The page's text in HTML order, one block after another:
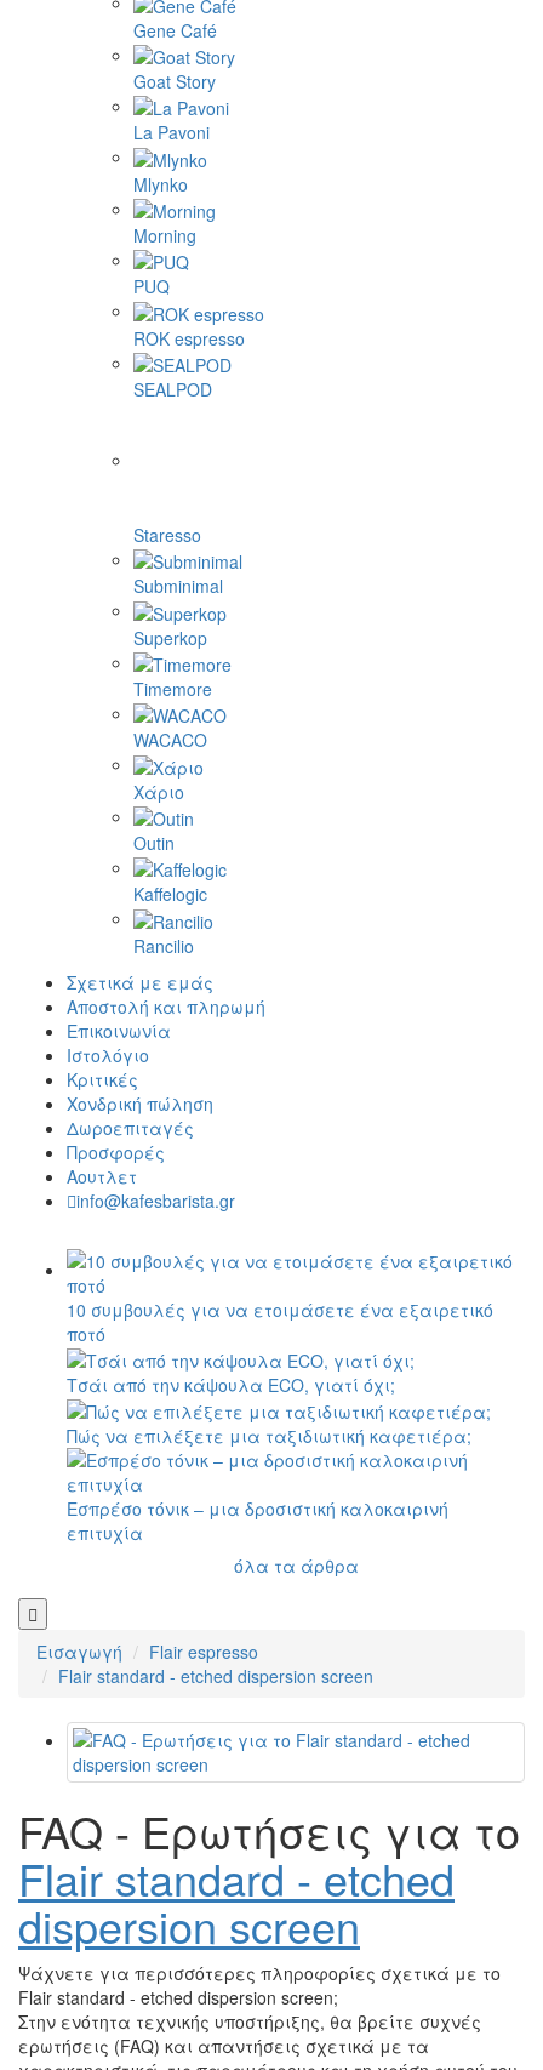
Gene Café
Goat Story
La Pavoni
Mlynko
Morning
PUQ
ROK espresso
SEALPOD
Staresso
Subminimal
Superkop
Timemore
WACACO
Χάριο
Outin
Kaffelogic
Rancilio
Σχετικά με εμάς
Αποστολή και πληρωμή
Επικοινωνία
Ιστολόγιο
Κριτικές
Χονδρική πώληση
Δωροεπιταγές
Προσφορές
Αουτλετ
info@kafesbarista.gr
10 συμβουλές για να ετοιμάσετε ένα εξαιρετικό
ποτό
Τσάι από την κάψουλα ECO, γιατί όχι;
Πώς να επιλέξετε μια ταξιδιωτική καφετιέρα;
Εσπρέσο τόνικ – μια δροσιστική καλοκαιρινή
επιτυχία
όλα τα άρθρα
Εισαγωγή
Flair espresso
Flair standard - etched dispersion screen
FAQ - Ερωτήσεις για το
Flair standard - etched
dispersion screen
Ψάχνετε για περισσότερες πληροφορίες σχετικά με το
Flair standard - etched dispersion screen;
Στην ενότητα τεχνικής υποστήριξης, θα βρείτε συχνές
ερωτήσεις (FAQ) και απαντήσεις σχετικά με τα